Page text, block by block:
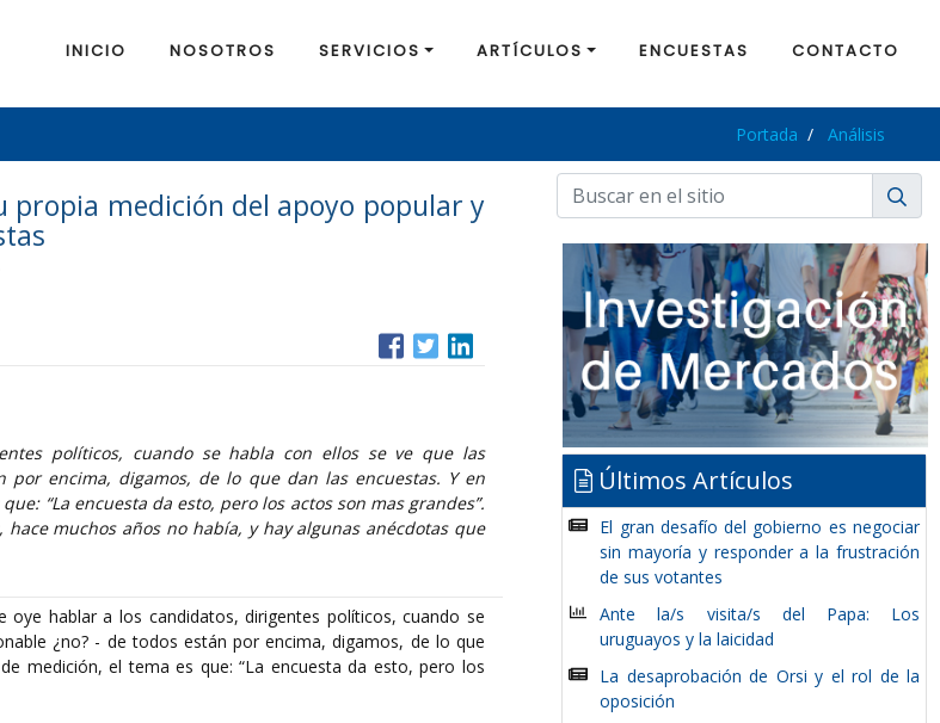
INICIO NOSOTROS SERVICIOS ARTÍCULOS ENCUESTAS CONTACTO
Portada Análisis
propia medición del apoyo popular y
políticos, cuando se habla con ellos se ve que las
por encima, digamos, de lo que dan las encuestas. Y en
“La encuesta da esto, pero los actos son mas grandes”.
muchos años no había, y hay algunas anécdotas que
oye hablar a los candidatos, dirigentes políticos, cuando se
¿no? - de todos están por encima, digamos, de lo que
medición, el tema es que: “La encuesta da esto, pero los
Últimos Artículos
El gran desafío del gobierno es negociar
sin mayoría y responder a la frustración
de sus votantes
Ante la/s visita/s del Papa: Los
uruguayos y la laicidad
La desaprobación de Orsi y el rol de la
oposición